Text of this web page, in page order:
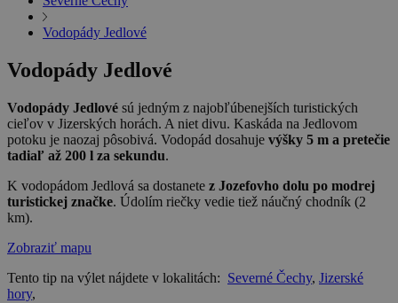
Vodopády Jedlové
Vodopády Jedlové
Vodopády Jedlové sú jedným z najobľúbenejších turistických
cieľov v Jizerských horách. A niet divu. Kaskáda na Jedlovom
potoku je naozaj pôsobivá. Vodopád dosahuje výšky 5 m a pretečie
tadiaľ až 200 l za sekundu.
K vodopádom Jedlová sa dostanete z Jozefovho dolu po modrej
turistickej značke. Údolím riečky vedie tiež náučný chodník (2
km).
Zobraziť mapu
Tento tip na výlet nájdete v lokalitách: Severné Čechy, Jizerské
hory,